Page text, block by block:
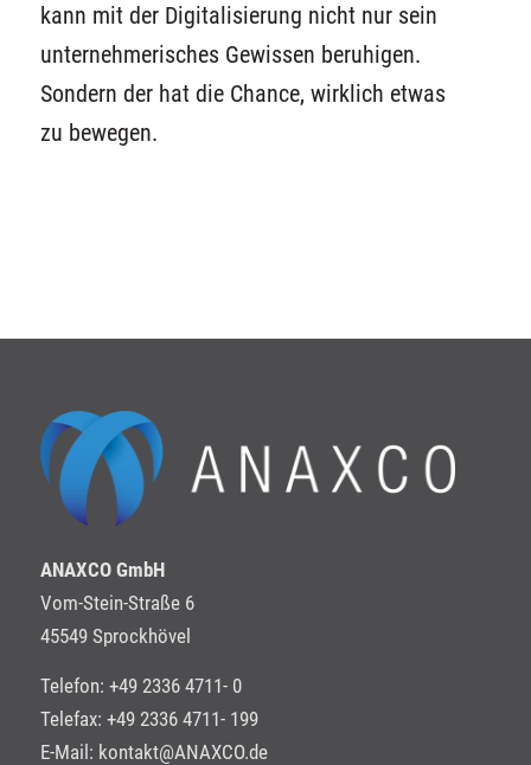
kann mit der Digitalisierung nicht nur sein
unternehmerisches Gewissen beruhigen.
Sondern der hat die Chance, wirklich etwas
zu bewegen.
ANAXCO GmbH
Vom-Stein-Straße 6
45549 Sprockhövel
Telefon: +49 2336 4711- 0
Telefax: +49 2336 4711- 199
E-Mail: kontakt@ANAXCO.de